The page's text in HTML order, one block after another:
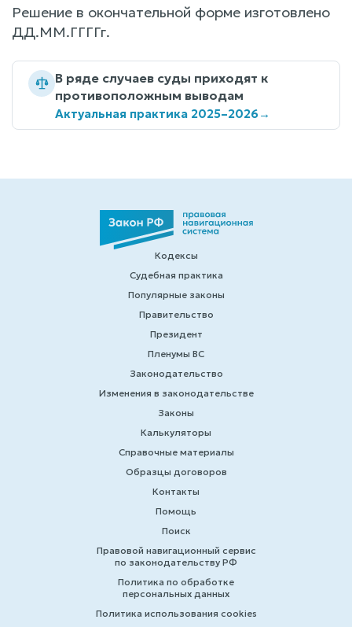
Решение в окончательной форме изготовлено
ДД.ММ.ГГГГг.
В ряде случаев суды приходят к
противоположным выводам
Актуальная практика 2025–2026→
Кодексы
Судебная практика
Популярные законы
Правительство
Президент
Пленумы ВС
Законодательство
Изменения в законодательстве
Законы
Калькуляторы
Справочные материалы
Образцы договоров
Контакты
Помощь
Поиск
Правовой навигационный сервис
по законодательству РФ
Политика по обработке
персональных данных
Политика использования cookies